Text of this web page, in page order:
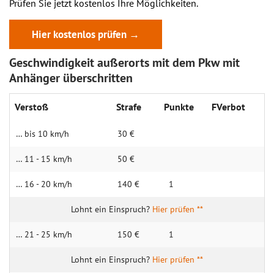
Prüfen Sie jetzt kostenlos Ihre Möglichkeiten.
Hier kostenlos prüfen →
Geschwindigkeit außerorts mit dem Pkw mit
Anhänger überschritten
Verstoß Strafe Punkte FVerbot
… bis 10 km/h 30 €
… 11 - 15 km/h 50 €
… 16 - 20 km/h 140 € 1
Hier prüfen **
… 21 - 25 km/h 150 € 1
Hier prüfen **